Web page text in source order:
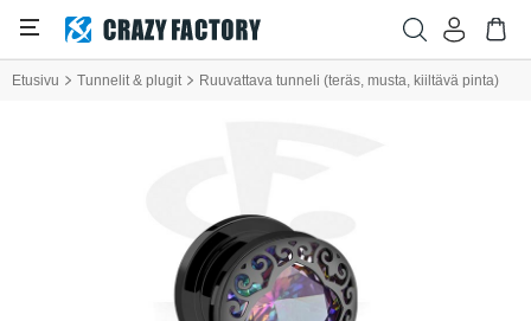
Etusivu Tunnelit & plugit Ruuvattava tunneli (teräs, musta, kiiltävä pinta)